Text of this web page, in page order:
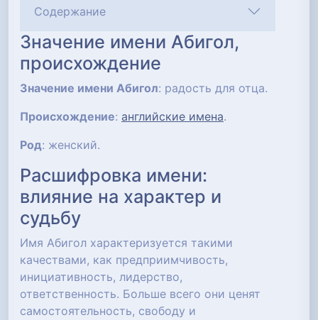
Содержание
Значение имени Абигол,
происхождение
Значение имени Абигол: радость для отца.
Происхождение: английские имена.
Род: женский.
Расшифровка имени:
влияние на характер и
судьбу
Имя Абигол характеризуется такими
качествами, как предприимчивость,
инициативность, лидерство,
ответственность. Больше всего они ценят
самостоятельность, свободу и